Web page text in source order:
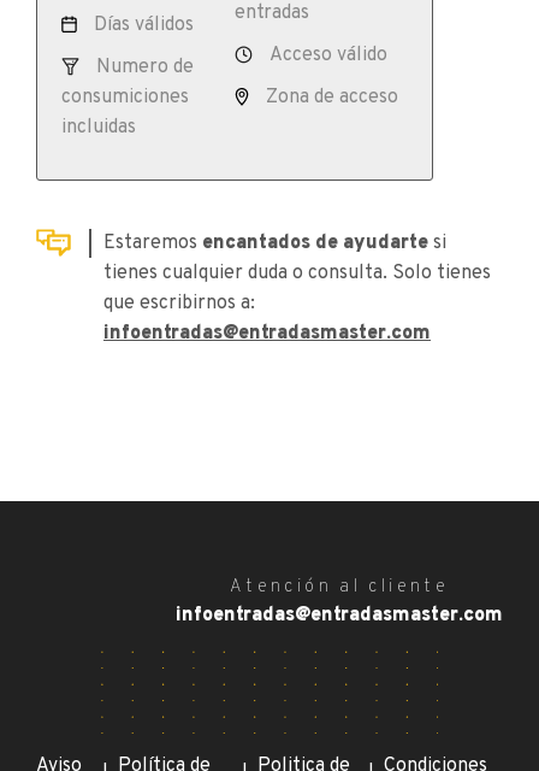
Días válidos
Numero de
consumiciones
incluidas
entradas
Acceso válido
Zona de acceso
Estaremos encantados de ayudarte si
tienes cualquier duda o consulta. Solo tienes
que escribirnos a:
infoentradas@entradasmaster.com
Atención al cliente
infoentradas@entradasmaster.com
Aviso Política de Politica de Condiciones